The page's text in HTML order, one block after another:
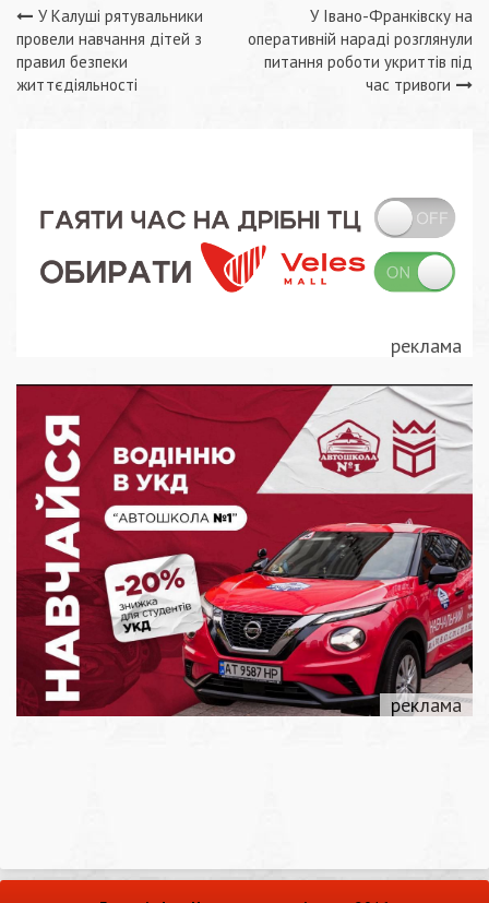
Навігація
записів
У Калуші рятувальники
провели навчання дітей з
правил безпеки
життєдіяльності
У Івано-Франківску на
оперативній нараді розглянули
питання роботи укриттів під
час тривоги